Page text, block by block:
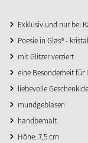
Exklusiv und nur bei
Poesie in Glas® -
mit Glitzer verziert
eine Besonderheit für
liebevolle
mundgeblasen
handbemalt
Höhe: 7,5 cm